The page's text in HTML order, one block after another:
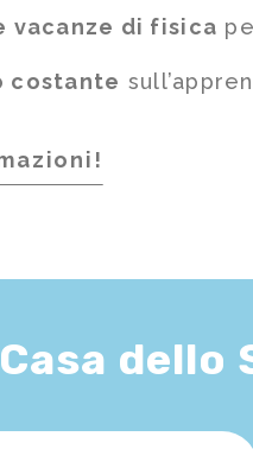
vacanze di fisica
costante
dello